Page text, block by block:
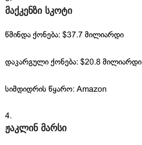
მაქკენზი სკოტი
წმინდა ქონება: $37.7 მილიარდი
დაკარგული ქონება: $20.8 მილიარდი
სიმდიდრის წყარო: Amazon
ჟაკლინ მარსი